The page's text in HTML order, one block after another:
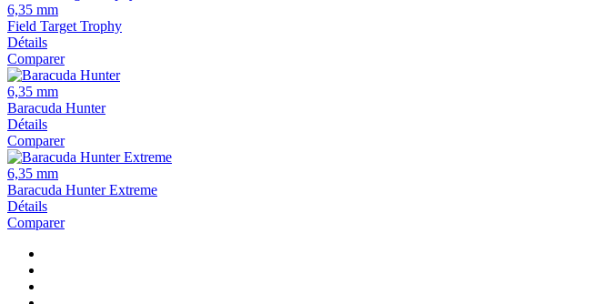
6,35 mm
Field Target Trophy
Détails
Comparer
6,35 mm
Baracuda Hunter
Détails
Comparer
6,35 mm
Baracuda Hunter Extreme
Détails
Comparer